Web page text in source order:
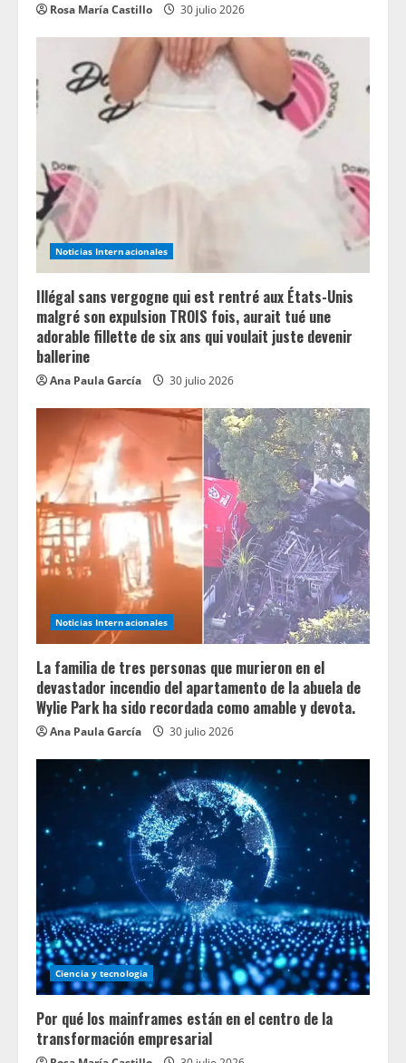
Rosa María Castillo 30 julio 2026
Noticias Internacionales
Illégal sans vergogne qui est rentré aux États-Unis
malgré son expulsion TROIS fois, aurait tué une
adorable fillette de six ans qui voulait juste devenir
ballerine
Ana Paula García 30 julio 2026
Noticias Internacionales
La familia de tres personas que murieron en el
devastador incendio del apartamento de la abuela de
Wylie Park ha sido recordada como amable y devota.
Ana Paula García 30 julio 2026
Ciencia y tecnologia
Por qué los mainframes están en el centro de la
transformación empresarial